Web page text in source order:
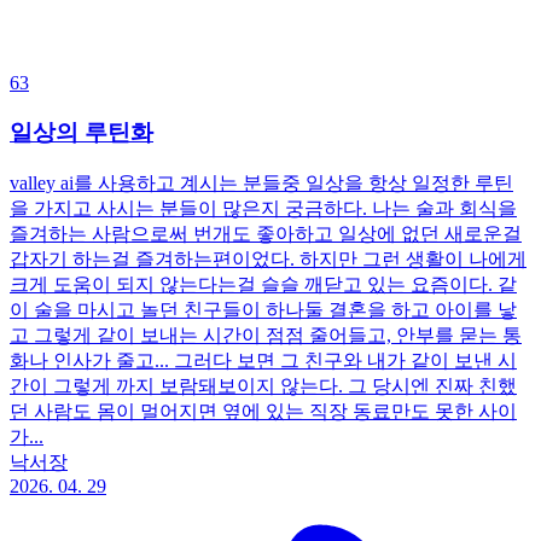
63
일상의 루틴화
valley ai를 사용하고 계시는 분들중 일상을 항상 일정한 루틴
을 가지고 사시는 분들이 많은지 궁금하다. 나는 술과 회식을
즐겨하는 사람으로써 번개도 좋아하고 일상에 없던 새로운걸
갑자기 하는걸 즐겨하는편이었다. 하지만 그런 생활이 나에게
크게 도움이 되지 않는다는걸 슬슬 깨닫고 있는 요즘이다. 같
이 술을 마시고 놀던 친구들이 하나둘 결혼을 하고 아이를 낳
고 그렇게 같이 보내는 시간이 점점 줄어들고, 안부를 묻는 통
화나 인사가 줄고... 그러다 보면 그 친구와 내가 같이 보낸 시
간이 그렇게 까지 보람돼보이지 않는다. 그 당시엔 진짜 친했
던 사람도 몸이 멀어지면 옆에 있는 직장 동료만도 못한 사이
가...
낙서장
2026. 04. 29